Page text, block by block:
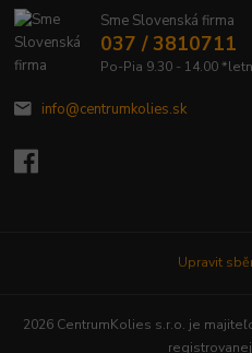
Sme Slovenská firma
037 / 3810711
Po-Pia 9.30 - 14.00
info@centrumkolies.sk
Upravit
2026 CentrumKolies s.r.o. je
registrovanej